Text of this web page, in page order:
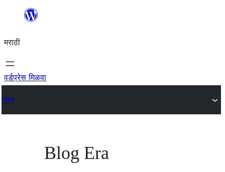
सामुग्रीवर
मराठी
वर्डप्रेस मिळवा
थीम्स
Blog Era